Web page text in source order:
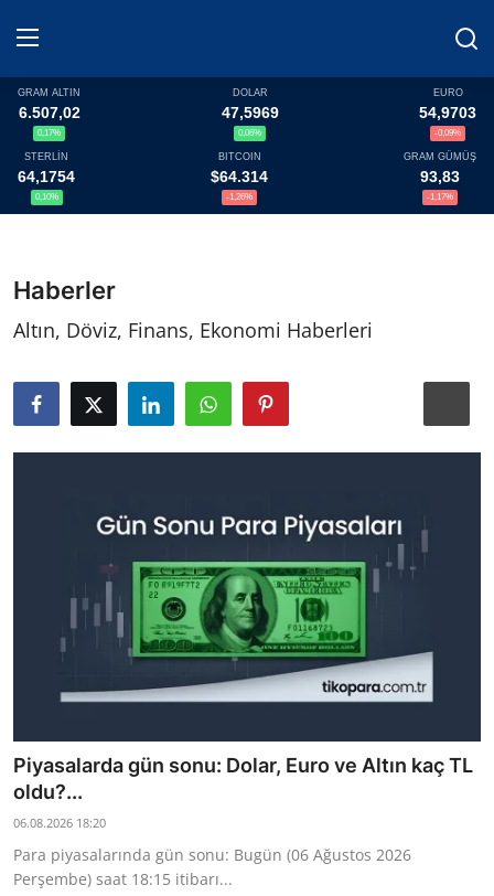
Haberler
Döviz
Döviz Kurları
Kripto Paralar
TCMB Kurları
Emtia Fiyatları
Kapalı Çarşı
Şirket Haberleri
GRAM ALTIN
6.507,02
0,17%
DOLAR
47,5969
0,06%
EURO
54,9703
-0,09%
STERLİN
64,1754
0,10%
BITCOIN
$64.314
-1,26%
GRAM GÜMÜŞ
93,83
-1,17%
Haberler
Altın, Döviz, Finans, Ekonomi Haberleri
Piyasalarda gün sonu: Dolar, Euro ve Altın kaç TL
oldu?...
06.08.2026 18:20
Para piyasalarında gün sonu: Bugün (06 Ağustos 2026
Perşembe) saat 18:15 itibarı...